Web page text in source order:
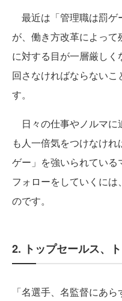
最近は「管理職は罰ゲ
が、働き方改革によって
に対する目が一層厳し
回さなければならないこ
す。
日々の仕事やノルマに
も人一倍気をつけなけ
ゲー」を強いられてい
フォローをしていくに
のです。
2. トップセールス、
「名選手、名監督にあ